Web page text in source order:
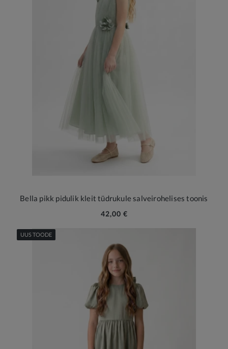
Bella pikk pidulik kleit tüdrukule salveirohelises toonis
42,00 €
UUS TOODE